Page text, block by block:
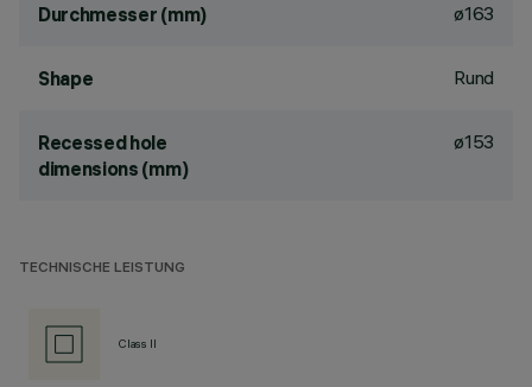
Durchmesser (mm) ø163
Shape Rund
Recessed hole
dimensions (mm)
ø153
TECHNISCHE LEISTUNG
Class II